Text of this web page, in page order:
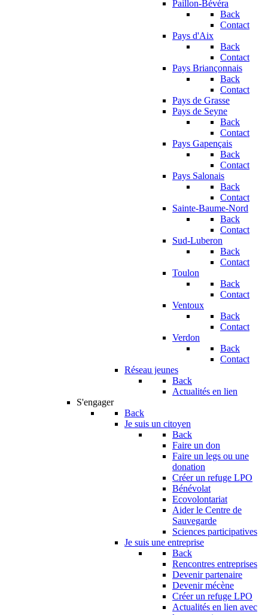
Paillon-Bévéra
Back
Contact
Pays d'Aix
Back
Contact
Pays Briançonnais
Back
Contact
Pays de Grasse
Pays de Seyne
Back
Contact
Pays Gapençais
Back
Contact
Pays Salonais
Back
Contact
Sainte-Baume-Nord
Back
Contact
Sud-Luberon
Back
Contact
Toulon
Back
Contact
Ventoux
Back
Contact
Verdon
Back
Contact
Réseau jeunes
Back
Actualités en lien
S'engager
Back
Je suis un citoyen
Back
Faire un don
Faire un legs ou une
donation
Créer un refuge LPO
Bénévolat
Ecovolontariat
Aider le Centre de
Sauvegarde
Sciences participatives
Je suis une entreprise
Back
Rencontres entreprises
Devenir partenaire
Devenir mécène
Créer un refuge LPO
Actualités en lien avec